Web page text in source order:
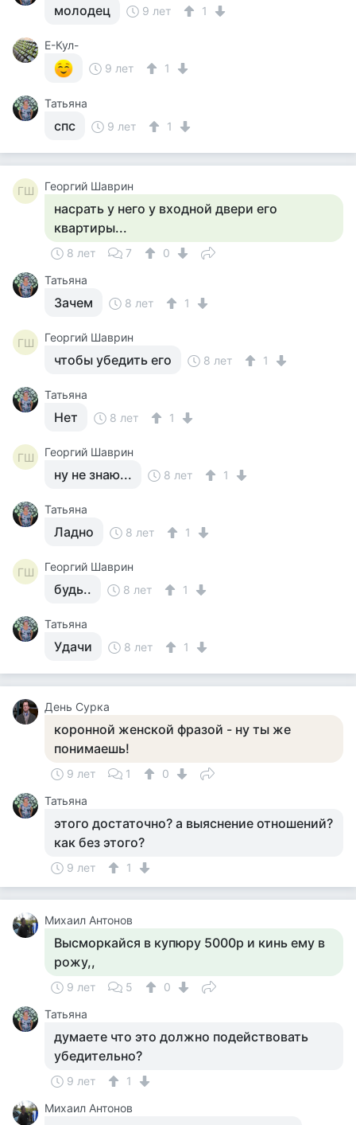
молодец 9 лет 1
Е-Кул-
9 лет
1
Татьяна
спс 9 лет 1
ГШ Георгий Шаврин
насрать у него у входной двери его
квартиры...
8 лет 7
0
Татьяна
Зачем 8 лет 1
ГШ Георгий Шаврин
чтобы убедить его 8 лет 1
Татьяна
Нет 8 лет 1
ГШ Георгий Шаврин
ну не знаю... 8 лет 1
Татьяна
Ладно 8 лет 1
ГШ Георгий Шаврин
будь.. 8 лет 1
Татьяна
Удачи 8 лет 1
День Сурка
коронной женской фразой - ну ты же
понимаешь!
9 лет 1
0
Татьяна
этого достаточно? а выяснение отношений?
как без этого?
9 лет 1
Михаил Антонов
Высморкайся в купюру 5000р и кинь ему в
рожу,,
9 лет 5
0
Татьяна
думаете что это должно подействовать
убедительно?
9 лет
1
Михаил Антонов